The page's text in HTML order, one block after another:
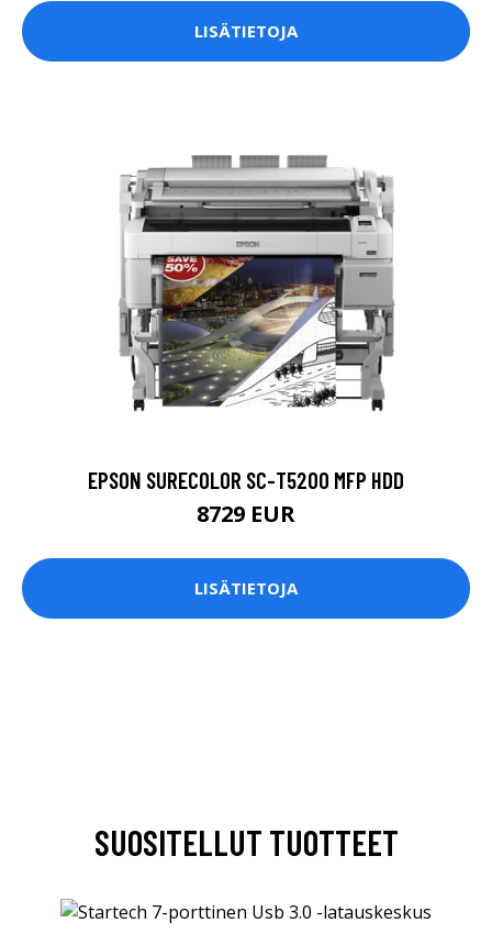
LISÄTIETOJA
EPSON SURECOLOR SC-T5200 MFP HDD
8729 EUR
LISÄTIETOJA
SUOSITELLUT TUOTTEET